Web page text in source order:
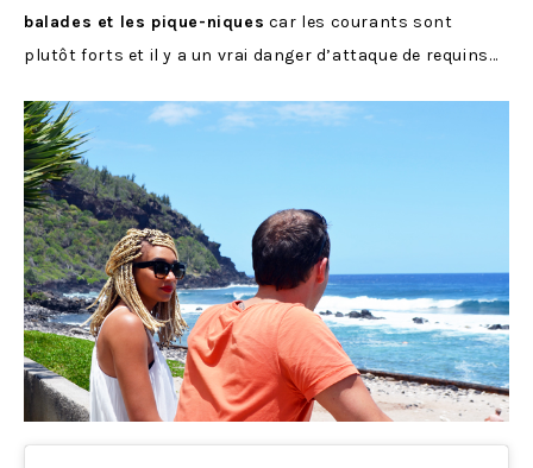
balades et les pique-niques car les courants sont
plutôt forts et il y a un vrai danger d’attaque de requins…